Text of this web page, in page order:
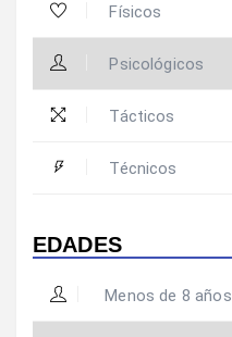
Físicos
Psicológicos
Tácticos
Técnicos
EDADES
Menos de 8 años